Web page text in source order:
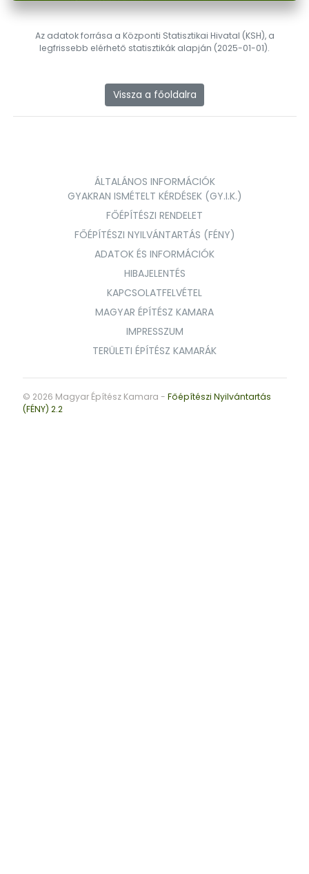
Az adatok forrása a Központi Statisztikai Hivatal (KSH), a
legfrissebb elérhető statisztikák alapján (2025-01-01).
Vissza a főoldalra
ÁLTALÁNOS INFORMÁCIÓK
GYAKRAN ISMÉTELT KÉRDÉSEK (GY.I.K.)
FŐÉPÍTÉSZI RENDELET
FŐÉPÍTÉSZI NYILVÁNTARTÁS (FÉNY)
ADATOK ÉS INFORMÁCIÓK
HIBAJELENTÉS
KAPCSOLATFELVÉTEL
MAGYAR ÉPÍTÉSZ KAMARA
IMPRESSZUM
TERÜLETI ÉPÍTÉSZ KAMARÁK
© 2026 Magyar Építész Kamara - Főépítészi Nyilvántartás
(FÉNY) 2.2